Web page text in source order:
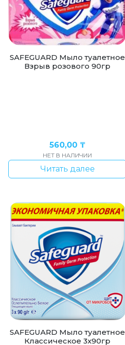
SAFEGUARD Мыло туалетное
Взрыв розового 90гр
560,00 ₸
НЕТ В НАЛИЧИИ
Читать далее
SAFEGUARD Мыло туалетное
Классическое 3х90гр